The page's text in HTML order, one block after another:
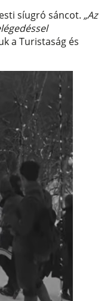
síugró sáncot.„Az
a Turistaság és